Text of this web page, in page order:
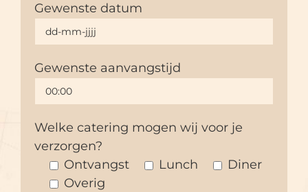
Gewenste datum
Gewenste aanvangstijd
Welke catering mogen wij voor je
verzorgen?
Ontvangst
Lunch
Diner
Overig